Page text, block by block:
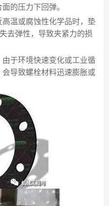
的压力下回弹。
温或腐蚀性化学品时，垫
去弹性，导致夹紧力的损
于环境快速变化或工业循
导致螺栓材料迅速膨胀或